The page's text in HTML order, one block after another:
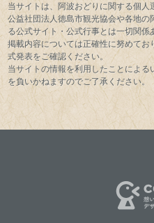
当サイトは、阿波おどりに関する個人
公益社団法人徳島市観光協会や各地
る公式サイト・公式行事とは一切関係
掲載内容については正確性に努めて
式発表をご確認ください。
当サイトの情報を利用したことによ
を負いかねますのでご了承ください。